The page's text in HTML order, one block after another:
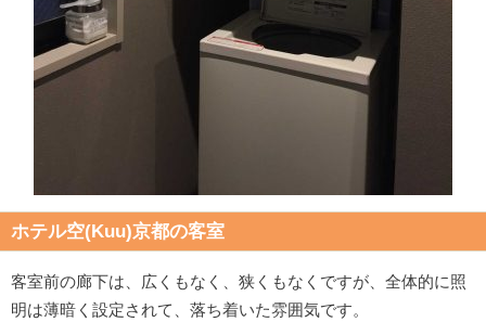
ホテル空(Kuu)京都の客室
客室前の廊下は、広くもなく、狭くもなくですが、全体的に照
明は薄暗く設定されて、落ち着いた雰囲気です。